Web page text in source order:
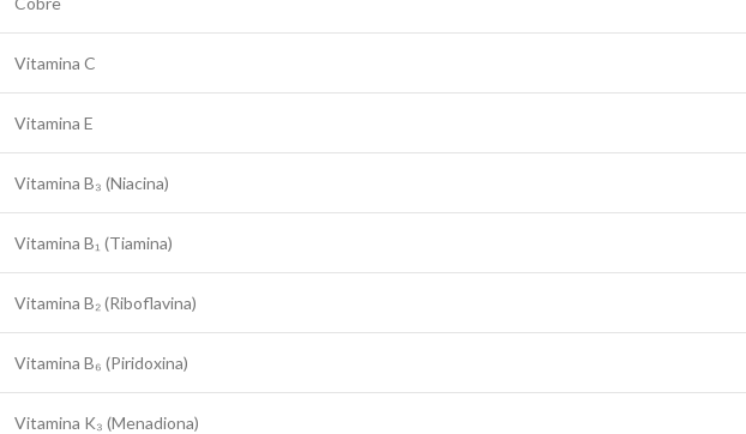
Vitamina C
Vitamina E
Vitamina B₃ (Niacina)
Vitamina B₁ (Tiamina)
Vitamina B₂ (Riboflavina)
Vitamina B₆ (Piridoxina)
Vitamina K₃ (Menadiona)